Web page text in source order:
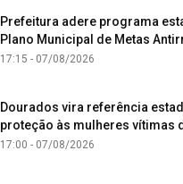
Prefeitura adere programa
Plano Municipal de Metas
17:15 - 07/08/2026
Dourados vira referência
proteção às mulheres vítimas
17:00 - 07/08/2026